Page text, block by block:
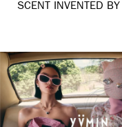
SCENT INVENTED